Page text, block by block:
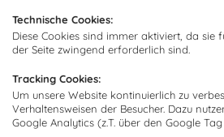
Technische Cookies:
Diese Cookies sind immer aktiviert, da sie
der Seite zwingend erforderlich sind.
Tracking Cookies:
Um unsere Website kontinuierlich zu
Verhaltensweisen der Besucher. Dazu
Google Analytics (z.T. über den Google
Über uns
Impressum
Kontakt
Kundendienst
Montage
Zahlarten
Newsletter abonnieren
Abonnieren Sie unseren
Newsletter und empfangen Sie